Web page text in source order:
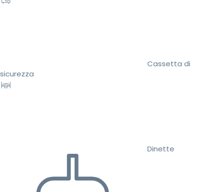
Cassetta di
sicurezza
Dinette